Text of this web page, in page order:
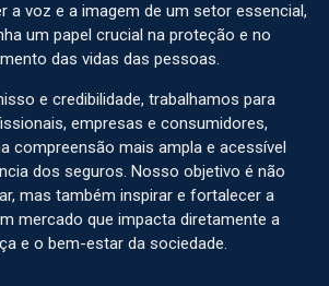
a voz e a imagem de um setor essencial,
um papel crucial na proteção e no
das vidas das pessoas.
e credibilidade, trabalhamos para
empresas e consumidores,
compreensão mais ampla e acessível
dos seguros. Nosso objetivo é não
mas também inspirar e fortalecer a
mercado que impacta diretamente a
e o bem-estar da sociedade.